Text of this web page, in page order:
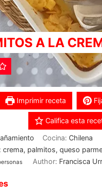
A LA
Imprimir receta
Califica esta
Cocina: Chilena
crema, palmitos, queso
Author: Francisca